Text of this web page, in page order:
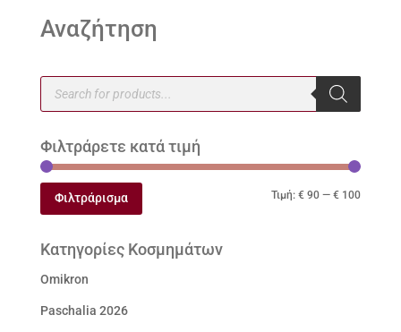
Αναζήτηση
Products
search
Φιλτράρετε κατά τιμή
Φιλτράρισμα Τιμή:€ 90 —€ 100
Κατηγορίες Κοσμημάτων
Omikron
Paschalia 2026